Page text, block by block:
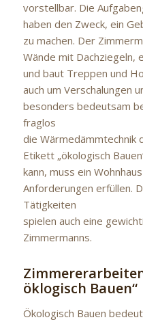
vorstellbar. Die
haben den Zweck, ein
zu machen. Der
Wände mit Dachziegeln,
und baut Treppen und
auch um Verschalungen
besonders bedeutsam
fraglos
die Wärmedämmtechnik
Etikett „ökologisch
kann, muss ein
Anforderungen erfüllen.
Tätigkeiten
spielen auch eine
Zimmermanns.
öklogisch Bauen“
Ökologisch Bauen